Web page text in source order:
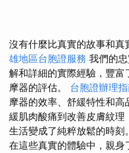
沒有什麼比真實的故事和真
雄地區台胞證服務 我們的
解和詳細的實際經驗，豐
摩器的評估。 台胞證辦理
摩器的效率、舒緩特性和高
緩肌肉酸痛到改善皮膚紋理
生活變成了純粹放鬆的時刻
在這些真實的體驗中，親